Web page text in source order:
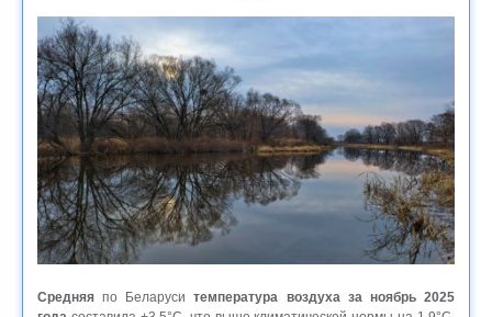
Средняя по Беларуситемпература воздуха за ноябрь 2025